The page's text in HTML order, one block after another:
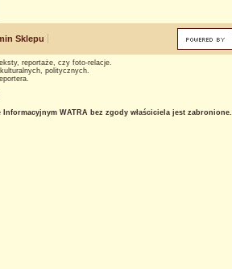
Sklepu
reportaże, czy foto-relacje.
politycznych.
WATRA bez zgody właściciela jest zabronione.